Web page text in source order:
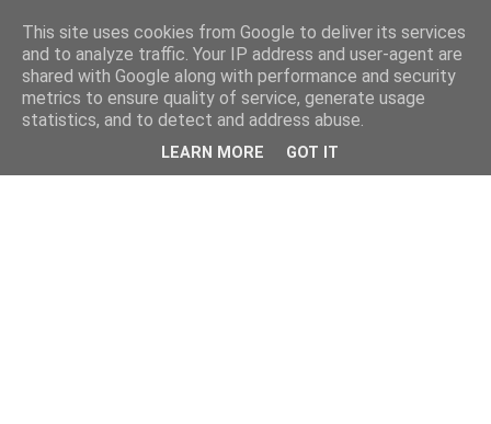
This site uses cookies from Google to deliver its services
and to analyze traffic. Your IP address and user-agent are
shared with Google along with performance and security
metrics to ensure quality of service, generate usage
statistics, and to detect and address abuse.
LEARN MORE GOT IT